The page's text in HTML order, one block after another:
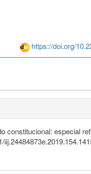
https://doi.org/
constitucional: especial